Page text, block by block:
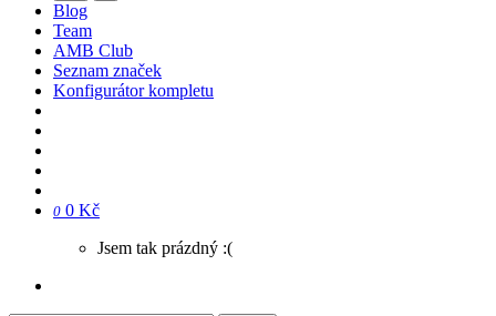
Blog
Team
AMB Club
Seznam značek
Konfigurátor kompletu
0 0 Kč
Jsem tak prázdný :(